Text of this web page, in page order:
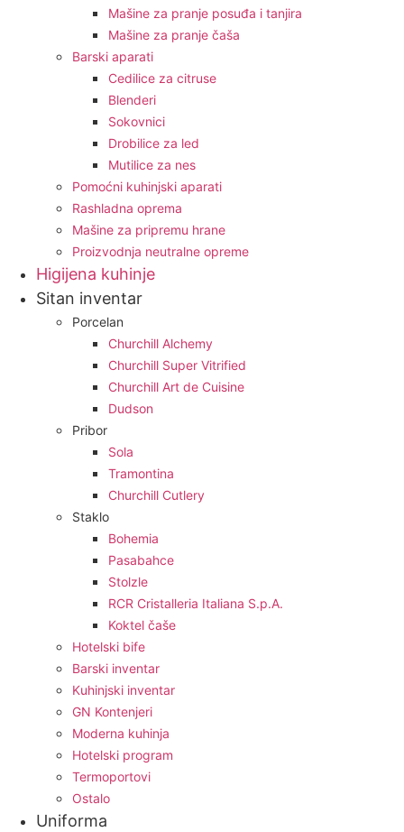
Mašine za pranje posuđa i tanjira
Mašine za pranje čaša
Barski aparati
Cedilice za citruse
Blenderi
Sokovnici
Drobilice za led
Mutilice za nes
Pomoćni kuhinjski aparati
Rashladna oprema
Mašine za pripremu hrane
Proizvodnja neutralne opreme
Higijena kuhinje
Sitan inventar
Porcelan
Churchill Alchemy
Churchill Super Vitrified
Churchill Art de Cuisine
Dudson
Pribor
Sola
Tramontina
Churchill Cutlery
Staklo
Bohemia
Pasabahce
Stolzle
RCR Cristalleria Italiana S.p.A.
Koktel čaše
Hotelski bife
Barski inventar
Kuhinjski inventar
GN Kontenjeri
Moderna kuhinja
Hotelski program
Termoportovi
Ostalo
Uniforma